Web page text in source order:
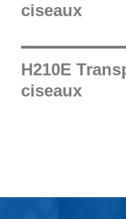
ciseaux
H210E
ciseaux